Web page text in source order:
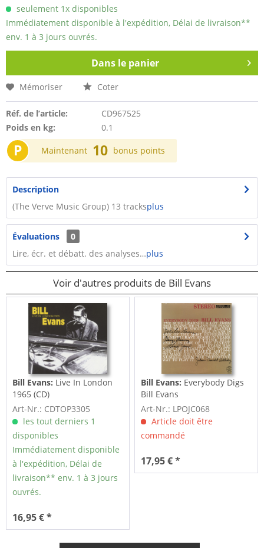
seulement 1x disponibles
Immédiatement disponible à l'expédition, Délai de livraison**
env. 1 à 3 jours ouvrés.
Dans le panier
Mémoriser Coter
Réf. de l’article:
CD967525
Poids en kg:
0.1
P Maintenant 10 bonus points
Description
(The Verve Music Group) 13 tracksplus
Évaluations
0
Lire, écr. et débatt. des analyses…plus
Voir d'autres produits de Bill Evans
Bill Evans: Live In London
1965 (CD)
Art-Nr.: CDTOP3305
les tout derniers 1
disponibles
Immédiatement disponible
à l'expédition, Délai de
livraison** env. 1 à 3 jours
ouvrés.
16,95 € *
Bill Evans: Everybody Digs
Bill Evans
Art-Nr.: LPOJC068
Article doit être
commandé
17,95 € *